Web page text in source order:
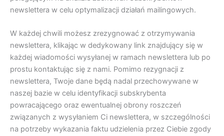
newslettera w celu optymalizacji działań mailingowych.
W każdej chwili możesz zrezygnować z otrzymywania
newslettera, klikając w dedykowany link znajdujący się w
każdej wiadomości wysyłanej w ramach newslettera lub po
prostu kontaktując się z nami. Pomimo rezygnacji z
newslettera, Twoje dane będą nadal przechowywane w
naszej bazie w celu identyfikacji subskrybenta
powracającego oraz ewentualnej obrony roszczeń
związanych z wysyłaniem Ci newslettera, w szczególności
na potrzeby wykazania faktu udzielenia przez Ciebie zgody